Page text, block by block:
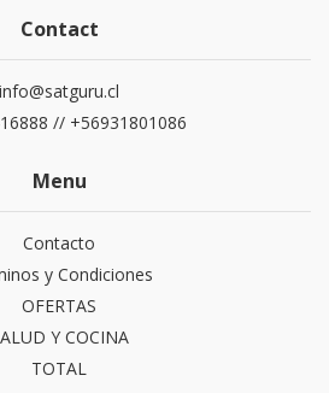
Contact
info@satguru.cl
// +56931801086
Menu
Contacto
y Condiciones
OFERTAS
Y COCINA
TOTAL